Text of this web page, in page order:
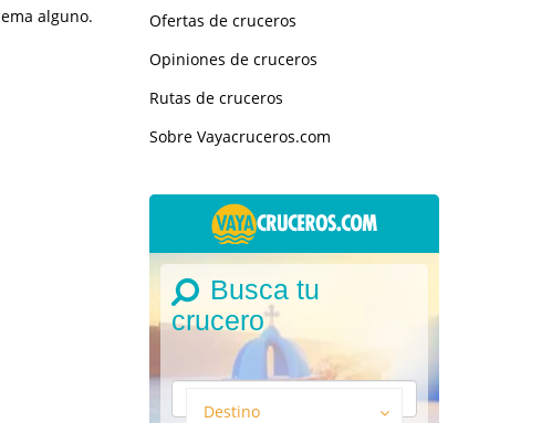
alguno.
Ofertas de cruceros
Opiniones de cruceros
Rutas de cruceros
Sobre Vayacruceros.com
Busca tu
crucero
Destino